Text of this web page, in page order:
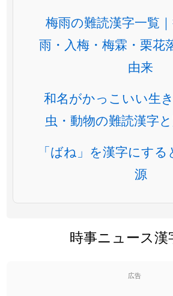
梅雨の難読漢字一覧
雨・入梅・梅霖・栗花
由来
和名がかっこいい生
虫・動物の難読漢字
「ばね」を漢字にす
源
時事ニュース漢
広告